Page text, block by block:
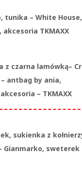
tunika – White
TKMAXX
z czarna lamówką–
antbag by ania,
– TKMAXX
sukienka z
sweterek